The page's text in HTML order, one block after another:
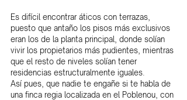
Es difícil encontrar áticos con terrazas,
puesto que antaño los pisos más exclusivos
eran los de la planta principal, donde solían
vivir los propietarios más pudientes, mientras
que el resto de niveles solían tener
residencias estructuralmente iguales.
Así pues, que nadie te engañe si te habla de
una finca regia localizada en el Poblenou, con